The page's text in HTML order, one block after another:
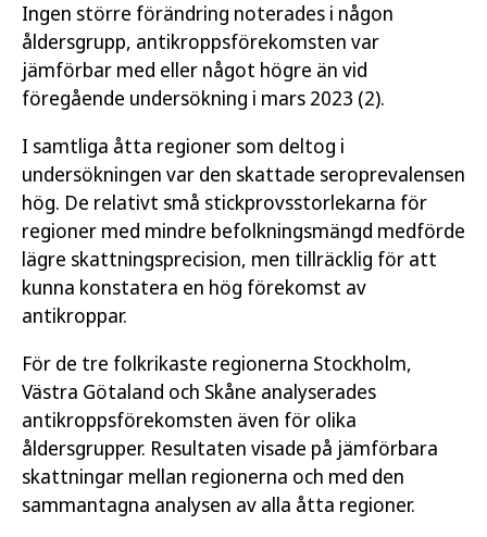
Ingen större förändring noterades i någon
åldersgrupp, antikroppsförekomsten var
jämförbar med eller något högre än vid
föregående undersökning i mars 2023 (2).
I samtliga åtta regioner som deltog i
undersökningen var den skattade seroprevalensen
hög. De relativt små stickprovsstorlekarna för
regioner med mindre befolkningsmängd medförde
lägre skattningsprecision, men tillräcklig för att
kunna konstatera en hög förekomst av
antikroppar.
För de tre folkrikaste regionerna Stockholm,
Västra Götaland och Skåne analyserades
antikroppsförekomsten även för olika
åldersgrupper. Resultaten visade på jämförbara
skattningar mellan regionerna och med den
sammantagna analysen av alla åtta regioner.